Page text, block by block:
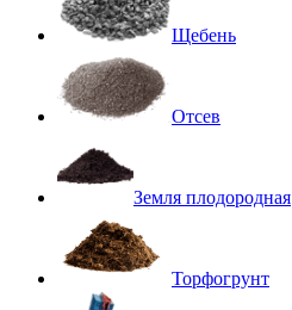
Щебень
Отсев
Земля плодородная
Торфогрунт